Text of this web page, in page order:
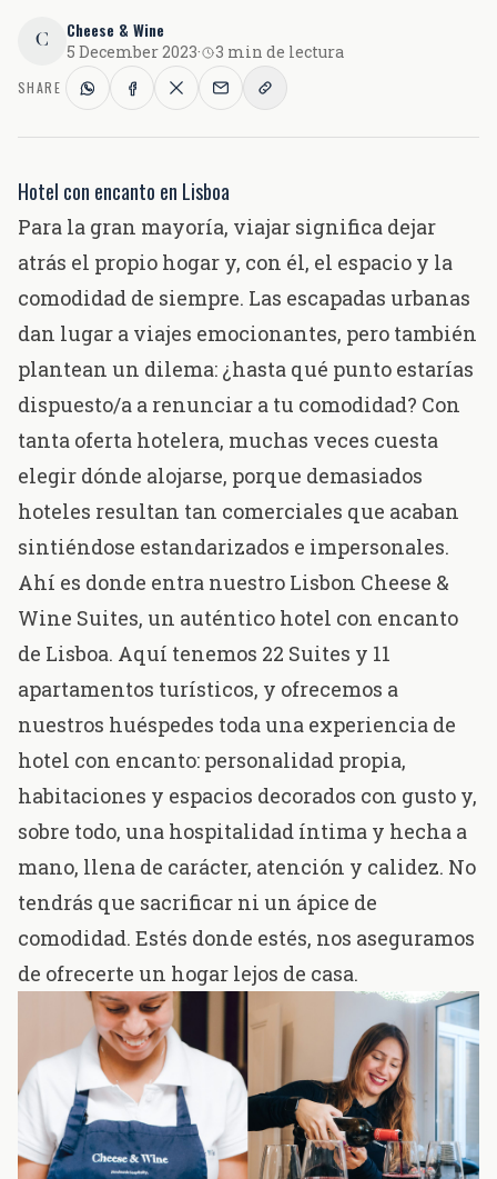
C Cheese & Wine
5 December 2023· 3 min de lectura
SHARE
Hotel con encanto en Lisboa
Para la gran mayoría, viajar significa dejar
atrás el propio hogar y, con él, el espacio y la
comodidad de siempre. Las escapadas urbanas
dan lugar a viajes emocionantes, pero también
plantean un dilema: ¿hasta qué punto estarías
dispuesto/a a renunciar a tu comodidad? Con
tanta oferta hotelera, muchas veces cuesta
elegir dónde alojarse, porque demasiados
hoteles resultan tan comerciales que acaban
sintiéndose estandarizados e impersonales.
Ahí es donde entra nuestro Lisbon Cheese &
Wine Suites, un auténtico hotel con encanto
de Lisboa. Aquí tenemos 22 Suites y 11
apartamentos turísticos, y ofrecemos a
nuestros huéspedes toda una experiencia de
hotel con encanto: personalidad propia,
habitaciones y espacios decorados con gusto y,
sobre todo, una hospitalidad íntima y hecha a
mano, llena de carácter, atención y calidez. No
tendrás que sacrificar ni un ápice de
comodidad. Estés donde estés, nos aseguramos
de ofrecerte un hogar lejos de casa.